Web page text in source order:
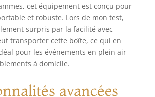
cet équipement est conçu pour
et robuste. Lors de mon test,
surpris par la facilité avec
transporter cette boîte, ce qui en
pour les événements en plein air
à domicile.
avancées